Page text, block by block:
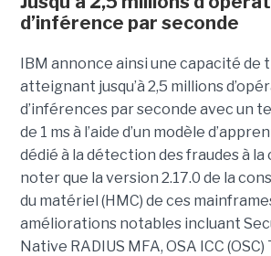
d’inférence par seconde
IBM annonce ainsi une capacité de
atteignant jusqu’à 2,5 millions
d’inférences par seconde avec un
de 1 ms à l’aide d’un modèle
dédié à la détection des fraudes à
noter que la version 2.17.0 de la
du matériel (HMC) de ces
améliorations notables incluant
Native RADIUS MFA, OSA ICC (OSC)